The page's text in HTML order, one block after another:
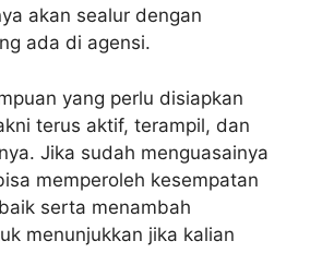
akan sealur dengan
ada di agensi.
yang perlu disiapkan
terus aktif, terampil, dan
Jika sudah menguasainya
memperoleh kesempatan
serta menambah
menunjukkan jika kalian